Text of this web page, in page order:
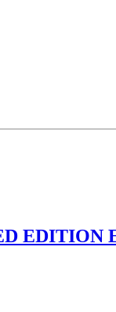
EDITION